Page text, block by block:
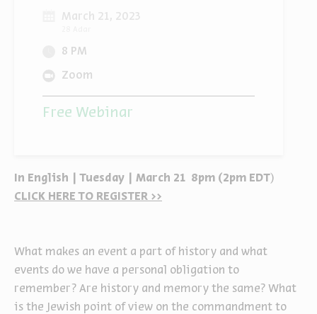
In English | Tuesday | March 21 8pm (2pm EDT)
CLICK HERE TO REGISTER >>
What makes an event a part of history and what
events do we have a personal obligation to
remember? Are history and memory the same? What
is the Jewish point of view on the commandment to
March 21, 2023
8 PM
Zoom
Free Webinar